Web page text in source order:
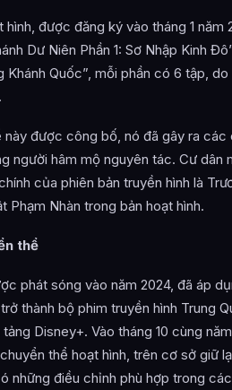
hình, được đăng ký vào tháng 1 năm
Dư Niên Phần 1: Sơ Nhập Kinh
Khánh Quốc”, mỗi phần có 6 tập,
này được công bố, nó đã gây ra
người hâm mộ nguyên tác. Cư dân
của phiên bản truyền hình là
Phạm Nhàn trong bản hoạt hình.
thể
phát sóng vào năm 2024, đã áp
thành bộ phim truyền hình Trung
Disney+. Vào tháng 10 cùng
thể hoạt hình, trên cơ sở giữ
những điều chỉnh phù hợp trong